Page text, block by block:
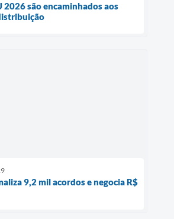
2026 são encaminhados aos
9,2 mil acordos e negocia R$